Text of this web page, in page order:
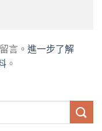
言。 進一步了解
。